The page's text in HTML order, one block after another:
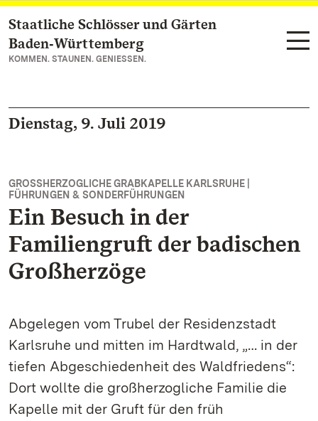
Zum Hauptinhalt springen
Staatliche Schlösser und Gärten
Baden‑Württemberg
KOMMEN. STAUNEN. GENIESSEN.
Dienstag, 9. Juli 2019
GROSSHERZOGLICHE GRABKAPELLE KARLSRUHE |
FÜHRUNGEN & SONDERFÜHRUNGEN
Ein Besuch in der
Familiengruft der badischen
Großherzöge
Abgelegen vom Trubel der Residenzstadt
Karlsruhe und mitten im Hardtwald, „… in der
tiefen Abgeschiedenheit des Waldfriedens“:
Dort wollte die großherzogliche Familie die
Kapelle mit der Gruft für den früh